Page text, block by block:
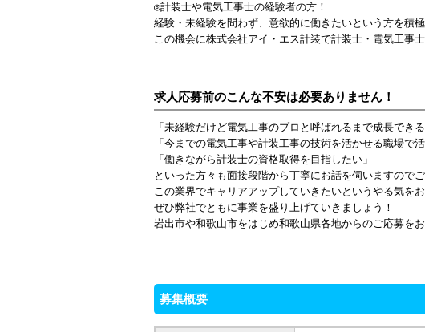
◎計装士や電気工事士の経験者の方！
経験・未経験を問わず、意欲的に働きたいという方を積
この機会に株式会社アイ・エス計装で計装士・電気工事
求人応募前のこんな不安は必要ありません！
「未経験だけど電気工事のプロと呼ばれるまで成長できる
「今までの電気工事や計装工事の技術を活かせる職場で活
「働きながら計装士の資格取得を目指したい」
といった方々も面接段階から丁寧にお話を伺いますのでご
この業界でキャリアアップしていきたいというやる気を
ぜひ弊社でともに事業を盛り上げていきましょう！
岩出市や和歌山市をはじめ和歌山県各地からのご応募をお
募集概要